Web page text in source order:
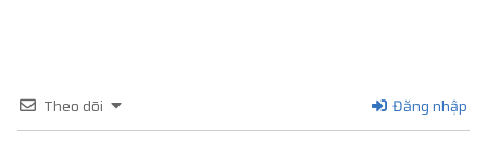
Theo dõi Đăng nhập